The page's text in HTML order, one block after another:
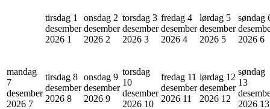
tirsdag 1
desember
2026 1
onsdag 2
desember
2026 2
torsdag 3
desember
2026 3
fredag 4
desember
2026 4
lørdag 5
desember
2026 5
søndag
2026 6
mandag
7
desember
2026 7
tirsdag 8
desember
2026 8
onsdag 9
desember
2026 9
torsdag
10
desember
2026 10
fredag 11
desember
2026 11
lørdag 12
desember
2026 12
søndag
13
2026 13